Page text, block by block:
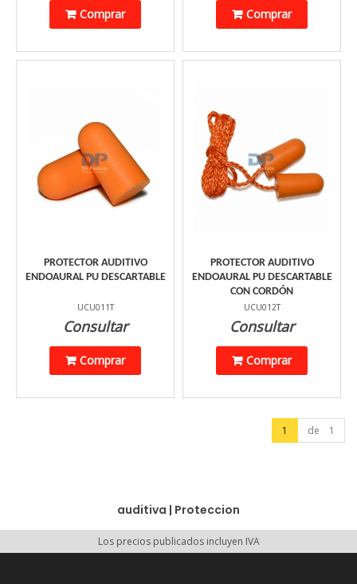
Comprar Comprar
PROTECTOR AUDITIVO
ENDOAURAL PU DESCARTABLE
UCU011T
Consultar
Comprar
PROTECTOR AUDITIVO
ENDOAURAL PU DESCARTABLE
CON CORDÓN
UCU012T
Consultar
Comprar
1 de 1
auditiva | Proteccion
Los precios publicados incluyen IVA